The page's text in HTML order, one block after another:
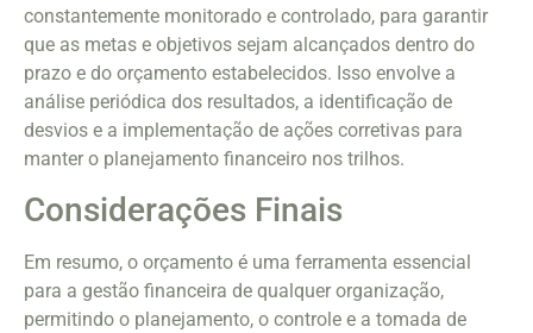
constantemente monitorado e controlado, para garantir
que as metas e objetivos sejam alcançados dentro do
prazo e do orçamento estabelecidos. Isso envolve a
análise periódica dos resultados, a identificação de
desvios e a implementação de ações corretivas para
manter o planejamento financeiro nos trilhos.
Considerações Finais
Em resumo, o orçamento é uma ferramenta essencial
para a gestão financeira de qualquer organização,
permitindo o planejamento, o controle e a tomada de